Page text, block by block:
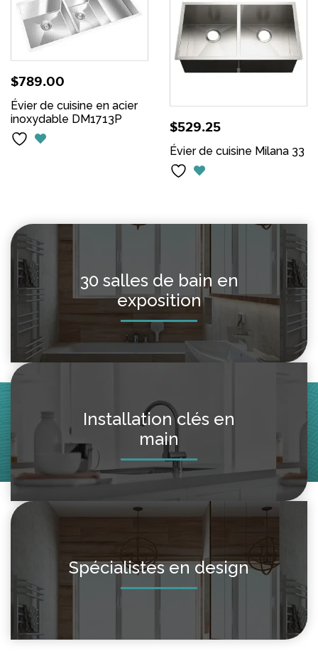
$789.00
Évier de cuisine en acier
inoxydable DM1713P
$529.25
Évier de cuisine Milana 33
30 salles de bain en
exposition
Installation clés en
main
Spécialistes en design